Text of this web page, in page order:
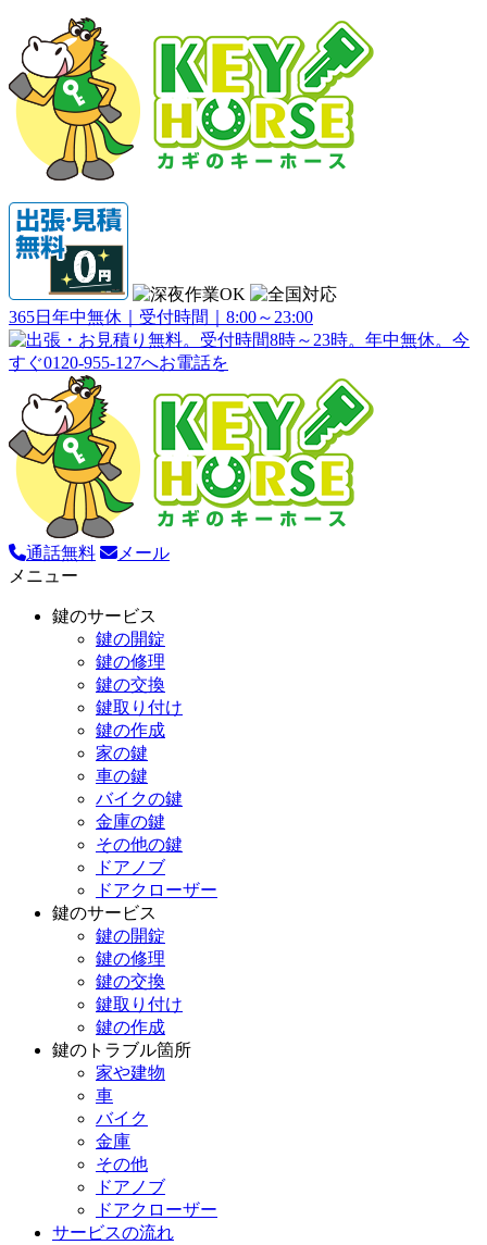
365日年中無休｜受付時間｜8:00～23:00
通話無料
メール
メニュー
鍵のサービス
鍵の開錠
鍵の修理
鍵の交換
鍵取り付け
鍵の作成
家の鍵
車の鍵
バイクの鍵
金庫の鍵
その他の鍵
ドアノブ
ドアクローザー
鍵のサービス
鍵の開錠
鍵の修理
鍵の交換
鍵取り付け
鍵の作成
鍵のトラブル箇所
家や建物
車
バイク
金庫
その他
ドアノブ
ドアクローザー
サービスの流れ